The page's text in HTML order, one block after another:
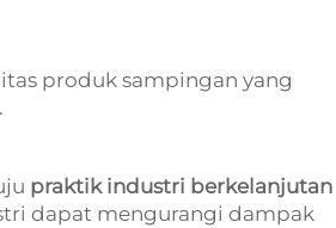
produk sampingan yang
praktik industri berkelanjutan
dapat mengurangi dampak